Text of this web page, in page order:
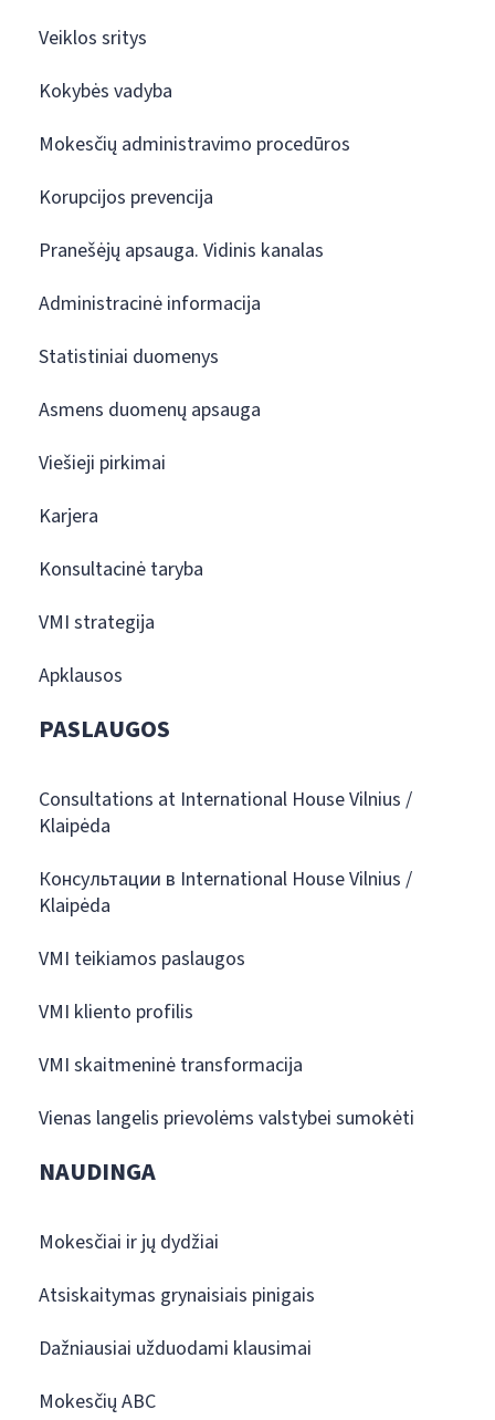
Veiklos sritys
Kokybės vadyba
Mokesčių administravimo procedūros
Korupcijos prevencija
Pranešėjų apsauga. Vidinis kanalas
Administracinė informacija
Statistiniai duomenys
Asmens duomenų apsauga
Viešieji pirkimai
Karjera
Konsultacinė taryba
VMI strategija
Apklausos
PASLAUGOS
Consultations at International House Vilnius /
Klaipėda
Консультации в International House Vilnius /
Klaipėda
VMI teikiamos paslaugos
VMI kliento profilis
VMI skaitmeninė transformacija
Vienas langelis prievolėms valstybei sumokėti
NAUDINGA
Mokesčiai ir jų dydžiai
Atsiskaitymas grynaisiais pinigais
Dažniausiai užduodami klausimai
Mokesčių ABC